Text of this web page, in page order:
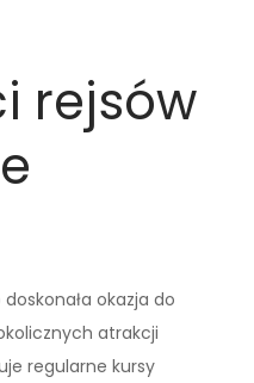
rejsów
okazja do
atrakcji
regularne kursy